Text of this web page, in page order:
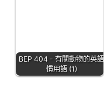
BEP 404 - 有關動物的英語
慣用語 (1)